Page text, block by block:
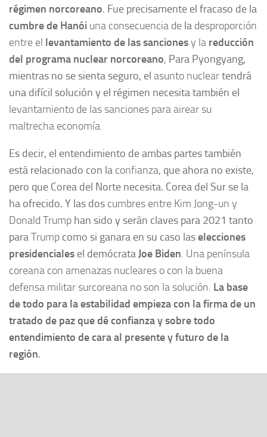
régimen norcoreano. Fue precisamente el fracaso de la
cumbre de Hanói una consecuencia de la desproporción
entre el levantamiento de las sancionesy la reducción
del programa nuclear norcoreano, Para Pyongyang,
mientras no se sienta seguro, el asunto nucleartendrá
una difícil solución y el régimen necesita también el
levantamiento de las sanciones para airear su
maltrecha economía.
Es decir, el entendimiento de ambas partes también
está relacionado con la confianza, que ahora no existe,
pero que Corea del Norte necesita. Corea del Sur se la
ha ofrecido. Y las dos cumbres entre Kim Jong-un y
Donald Trump han sido y serán claves para 2021 tanto
paraTrump como si ganara en su caso laselecciones
presidenciales el demócrata Joe Biden. Una península
coreana con amenazas nucleares o con la buena
defensa militar surcoreana no son la solución. La base
de todo para la estabilidad empieza con la firma de un
tratado de paz que dé confianza y sobre todo
entendimiento de cara al presente y futuro de la
región.